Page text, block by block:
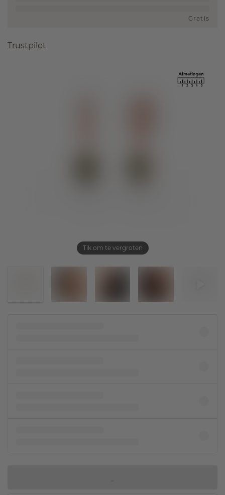
Tik om te vergroten
Gratis
Trustpilot